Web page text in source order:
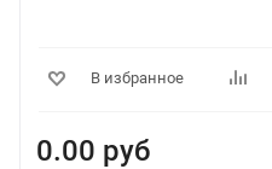
В избранное
0.00 руб